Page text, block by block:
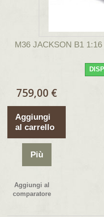
M36 JACKSON B1
759,00 €
Aggiungi
al carrello
Più
Aggiungi al
comparatore